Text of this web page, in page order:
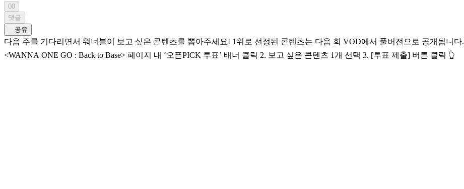
00
댓글
공유
다음 주를 기다리면서 워너블이 보고 싶은 콘텐츠를 뽑아주세요! 1위로 선정된 콘텐츠는 다음 회 VOD에서 풀버전으로 공개됩니다. 📅 투표 기간 ~ 5/28(목) 23:59 | KST 🗳️ 투표 방법 1.
<WANNA ONE GO : Back to Base> 페이지 내 ‘오픈PICK 투표’ 배너 클릭 2. 보고 싶은 콘텐츠 1개 선택 3. [투표 제출] 버튼 클릭 👆